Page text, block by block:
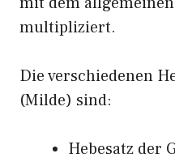
multipliziert.
Die verschiedenen
(Milde) sind:
Hebesatz der